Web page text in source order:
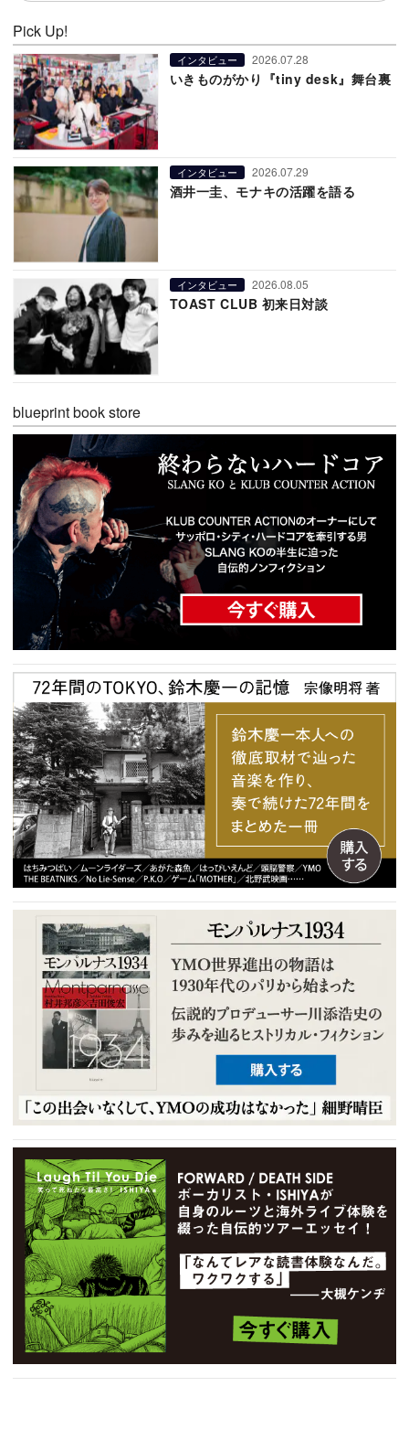
Pick Up!
インタビュー 2026.07.28
いきものがかり『tiny desk』舞台裏
インタビュー 2026.07.29
酒井一圭、モナキの活躍を語る
インタビュー 2026.08.05
TOAST CLUB 初来日対談
blueprint book store